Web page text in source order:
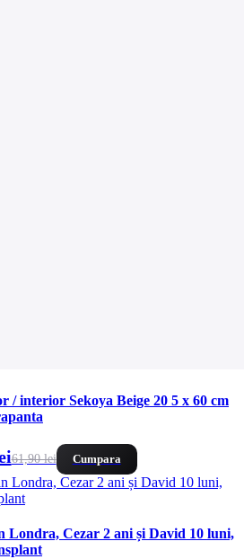
/ interior Sekoya Beige 20 5 x 60 cm
61,90 lei Cumpara
Londra, Cezar 2 ani și David 10 luni,